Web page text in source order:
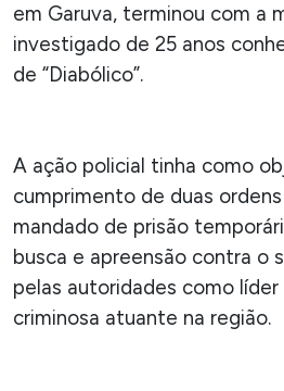
em Garuva, terminou com a
investigado de 25 anos
de “Diabólico”.
A ação policial tinha como
cumprimento de duas
mandado de prisão
busca e apreensão contra o
pelas autoridades como
criminosa atuante na região.